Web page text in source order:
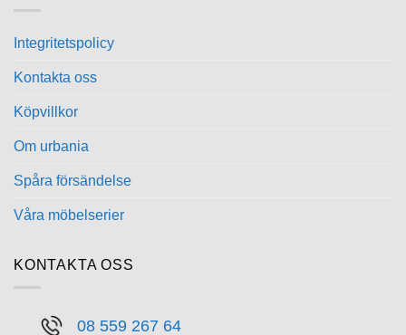
De
Integritetspolicy
Kontakta oss
Köpvillkor
Om urbania
Spåra försändelse
Våra möbelserier
KONTAKTA OSS
08 559 267 64